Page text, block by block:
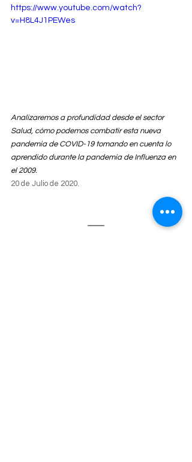
https://www.youtube.com/watch?
v=H8L4J1PEWes
Analizaremos a profundidad desde el sector
Salud, cómo podemos combatir esta nueva
pandemia de COVID-19 tomando en cuenta lo
aprendido durante la pandemia de Influenza en
el 2009.
20 de Julio de 2020.